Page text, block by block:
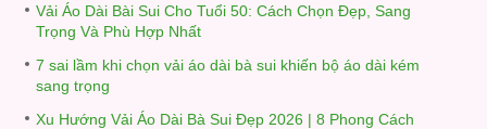
Vải Áo Dài Bài Sui Cho Tuổi 50: Cách Chọn Đẹp, Sang
Trọng Và Phù Hợp Nhất
7 sai lầm khi chọn vải áo dài bà sui khiến bộ áo dài kém
sang trọng
Xu Hướng Vải Áo Dài Bà Sui Đẹp 2026 | 8 Phong Cách